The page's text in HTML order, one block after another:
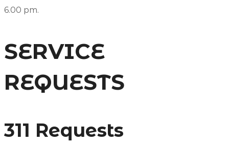
6.00 pm.
SERVICE
REQUESTS
311 Requests